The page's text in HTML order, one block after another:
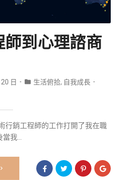
師到心理諮商
日 生活俯拾, 自我成長
行銷工程師的工作打開了我在職
我...